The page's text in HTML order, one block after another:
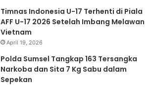
Timnas Indonesia U-17 Terhenti di Piala
AFF U-17 2026 Setelah Imbang Melawan
Vietnam
April 19, 2026
Polda Sumsel Tangkap 163 Tersangka
Narkoba dan Sita 7 Kg Sabu dalam
Sepekan